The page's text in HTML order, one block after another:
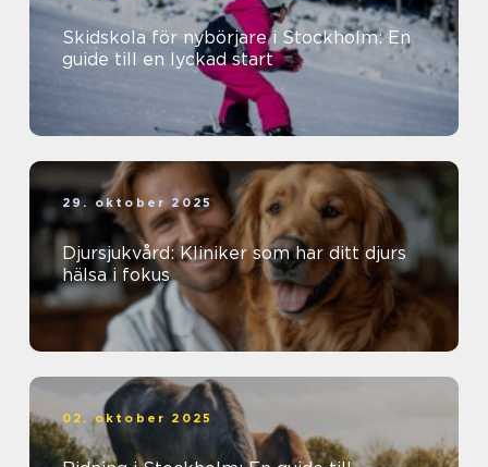
Skidskola för nybörjare i Stockholm: En
guide till en lyckad start
29. oktober 2025
Djursjukvård: Kliniker som har ditt djurs
hälsa i fokus
02. oktober 2025